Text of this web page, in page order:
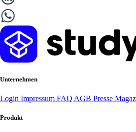
Unternehmen
Login Impressum FAQ AGB Presse
Produkt